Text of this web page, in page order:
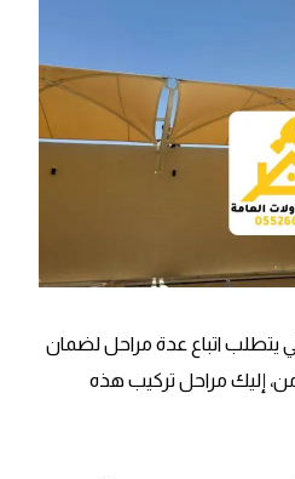
يتطلب اتباع عدة مراحل لضمان
إليك مراحل تركيب هذه